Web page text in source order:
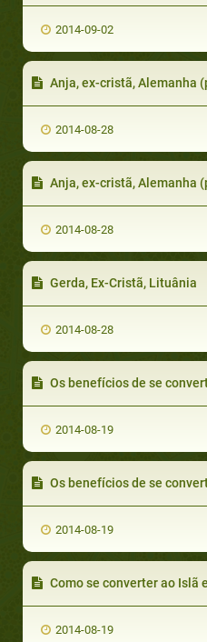
2014-09-02
Anja, ex-cristã, Alemanha
2014-08-28
Anja, ex-cristã, Alemanha
2014-08-28
Gerda, Ex-Cristã, Lituânia
2014-08-28
Os benefícios de se
2014-08-19
Os benefícios de se
2014-08-19
Como se converter ao Islã
2014-08-19